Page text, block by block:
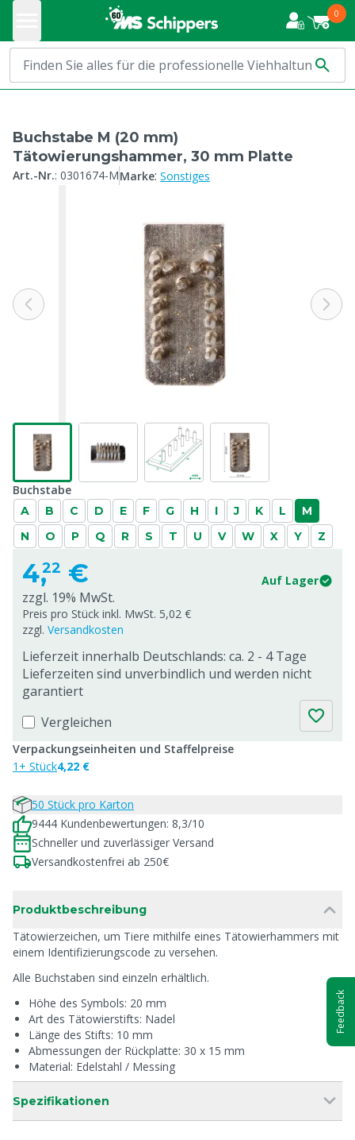
0
Buchstabe M (20 mm)
Tätowierungshammer, 30 mm Platte
Art.-Nr.: 0301674-MMarke: Sonstiges
Buchstabe
A B C D E F G H I J K L
M
N
O P Q R S T U V W X Y Z
4,22 € Auf Lager
zzgl. 19% MwSt.
Preis pro Stück inkl. MwSt. 5,02 €
zzgl. Versandkosten
Lieferzeit innerhalb Deutschlands: ca. 2 - 4 Tage
Lieferzeiten sind unverbindlich und werden nicht
garantiert
Vergleichen
Verpackungseinheiten und Staffelpreise
1+ Stück4,22 €
50 Stück pro Karton
9444 Kundenbewertungen: 8,3/10
Schneller und zuverlässiger Versand
Versandkostenfrei ab 250€
Produktbeschreibung
Tätowierzeichen, um Tiere mithilfe eines Tätowierhammers mit
einem Identifizierungscode zu versehen.
Alle Buchstaben sind einzeln erhältlich.
Höhe des Symbols: 20 mm
Art des Tätowierstifts: Nadel
Länge des Stifts: 10 mm
Abmessungen der Rückplatte: 30 x 15 mm
Material: Edelstahl / Messing
Spezifikationen
Feedback